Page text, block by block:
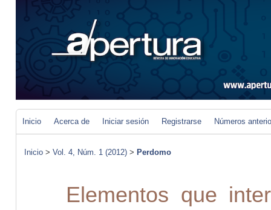
Inicio Acerca de Iniciar sesión Registrarse Números
Inicio > Vol. 4, Núm. 1 (2012) > Perdomo
Elementos que